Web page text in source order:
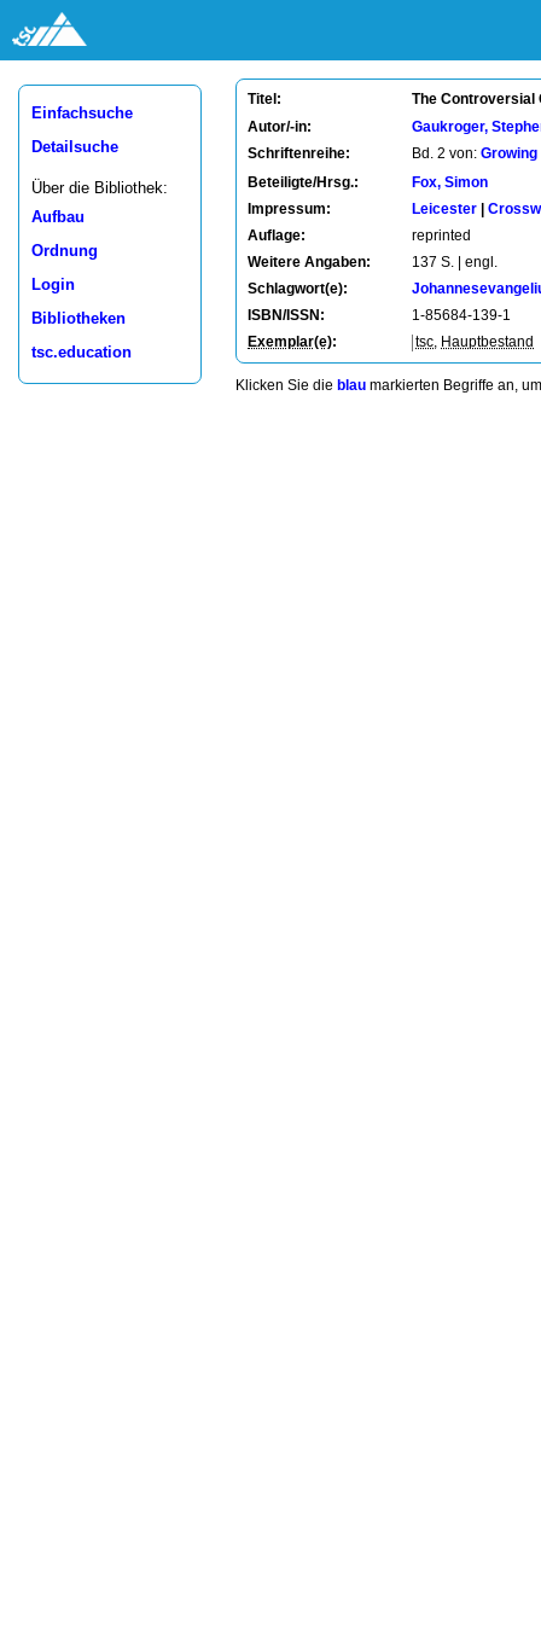
Einfachsuche
Detailsuche
Über die Bibliothek:
Aufbau
Ordnung
Login
Bibliotheken
tsc.education
Titel: The Controversial
Autor/-in:
Gaukroger,
Schriftenreihe:
Bd. 2 von: Growing
Beteiligte/Hrsg.:
Fox, Simon
Impressum:
Leicester
Auflage:
reprinted
Weitere Angaben:
137 S. | engl.
Schlagwort(e):
ISBN/ISSN:
1-85684-139-1
Exemplar(e): tsc Hauptbestand
Klicken Sie die blau markierten Begriffe an,